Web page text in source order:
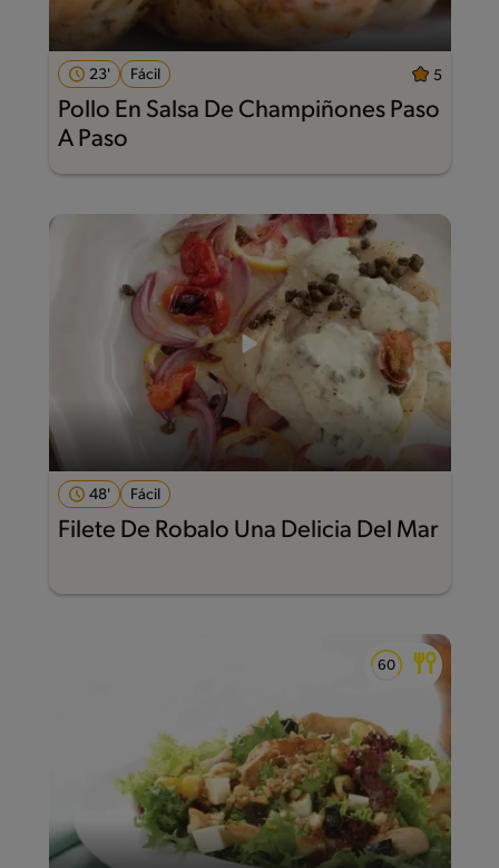
23' Fácil 5
Pollo En Salsa De Champiñones Paso
A Paso
48' Fácil
Filete De Robalo Una Delicia Del Mar